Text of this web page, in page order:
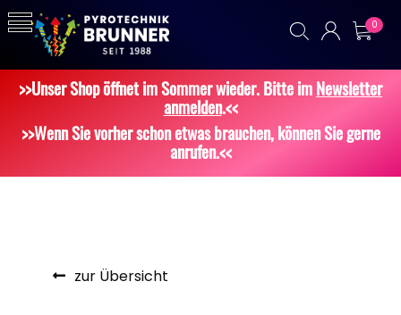
0
>>Unser Shop öffnet im Sommer wieder. Bitte imNewsletter
anmelden.<<
>>Wenn Sie vorher schon etwas brauchen, können Sie gerne
anrufen.<<
zur Übersicht